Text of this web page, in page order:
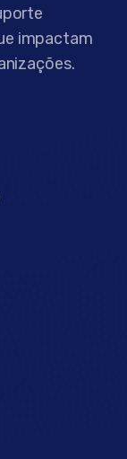
impactam